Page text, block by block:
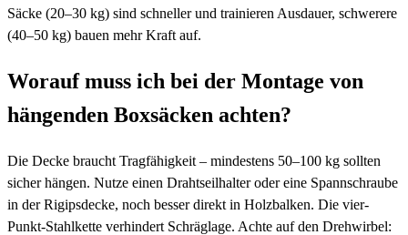
Säcke (20–30 kg) sind schneller und trainieren Ausdauer, schwerere
(40–50 kg) bauen mehr Kraft auf.
Worauf muss ich bei der Montage von
hängenden Boxsäcken achten?
Die Decke braucht Tragfähigkeit – mindestens 50–100 kg sollten
sicher hängen. Nutze einen Drahtseilhalter oder eine Spannschraube
in der Rigipsdecke, noch besser direkt in Holzbalken. Die vier-
Punkt-Stahlkette verhindert Schräglage. Achte auf den Drehwirbel: